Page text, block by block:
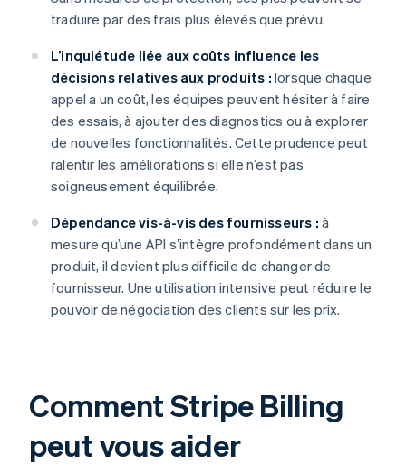
traduire par des frais plus élevés que prévu.
L’inquiétude liée aux coûts influence les
décisions relatives aux produits : lorsque chaque
appel a un coût, les équipes peuvent hésiter à faire
des essais, à ajouter des diagnostics ou à explorer
de nouvelles fonctionnalités. Cette prudence peut
ralentir les améliorations si elle n’est pas
soigneusement équilibrée.
Dépendance vis-à-vis des fournisseurs : à
mesure qu’une API s’intègre profondément dans un
produit, il devient plus difficile de changer de
fournisseur. Une utilisation intensive peut réduire le
pouvoir de négociation des clients sur les prix.
Comment Stripe Billing
peut vous aider